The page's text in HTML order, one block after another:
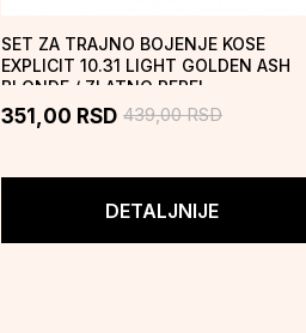
SET ZA TRAJNO BOJENJE KOSE
EXPLICIT 10.31 LIGHT GOLDEN ASH
BLONDE / ZLATNO PEPEL...
DETALJNIJE
351,00 RSD 439,00RSD